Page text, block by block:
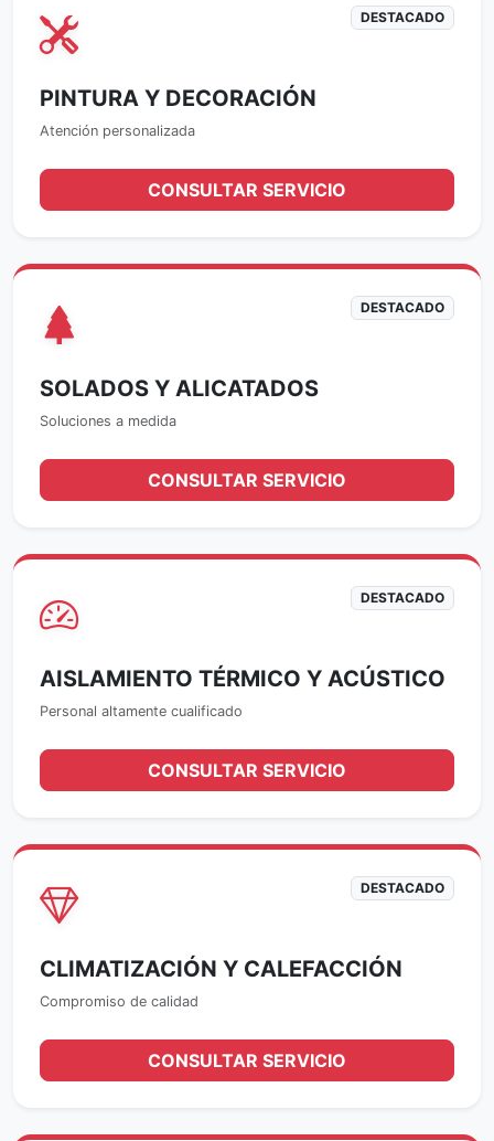
DESTACADO
PINTURA Y DECORACIÓN
Atención personalizada
CONSULTAR SERVICIO
DESTACADO
SOLADOS Y ALICATADOS
Soluciones a medida
CONSULTAR SERVICIO
DESTACADO
AISLAMIENTO TÉRMICO Y ACÚSTICO
Personal altamente cualificado
CONSULTAR SERVICIO
DESTACADO
CLIMATIZACIÓN Y CALEFACCIÓN
Compromiso de calidad
CONSULTAR SERVICIO